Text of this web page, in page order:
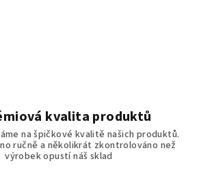
kvalita produktů
na špičkové kvalitě našich produktů.
ručně a několikrát zkontrolováno než
výrobek opustí náš sklad